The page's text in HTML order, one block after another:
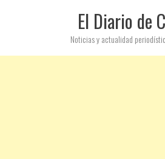
El Diario de
Noticias y actualidad